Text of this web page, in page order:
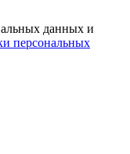
данных и
персональных